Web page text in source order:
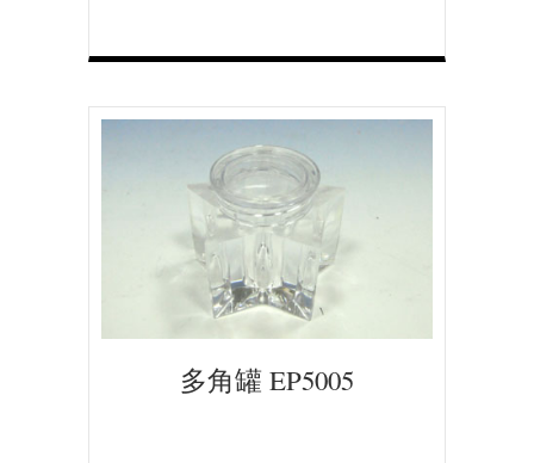
多角罐 EP5005